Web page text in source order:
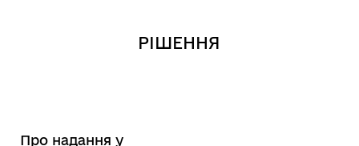
РІШЕННЯ
Про надання у